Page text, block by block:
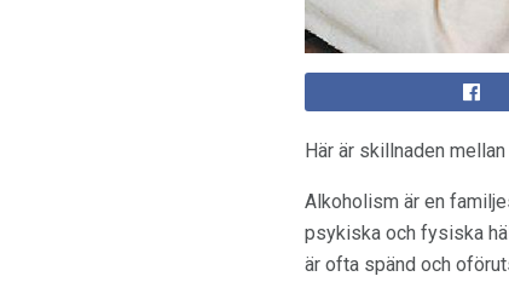
Här är skillnaden
Alkoholism är en
psykiska och fysiska
är ofta spänd och